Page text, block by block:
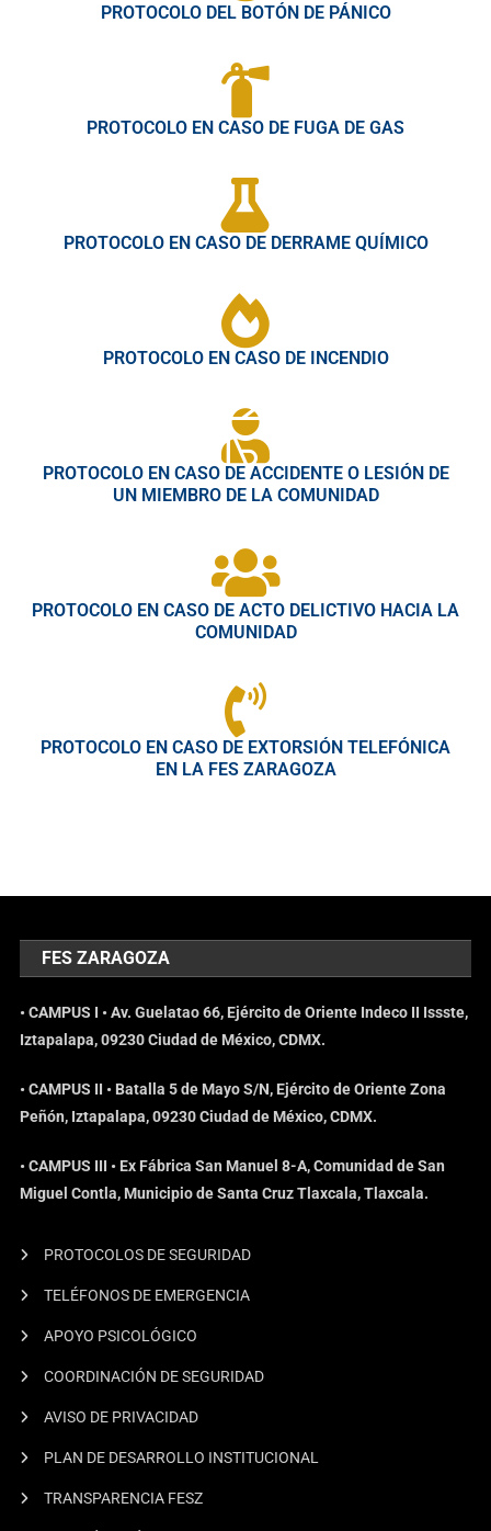
PROTOCOLO DEL BOTÓN DE PÁNICO
PROTOCOLO EN CASO DE FUGA DE GAS
PROTOCOLO EN CASO DE DERRAME QUÍMICO
PROTOCOLO EN CASO DE INCENDIO
PROTOCOLO EN CASO DE ACCIDENTE O LESIÓN DE
UN MIEMBRO DE LA COMUNIDAD
PROTOCOLO EN CASO DE ACTO DELICTIVO HACIA LA
COMUNIDAD
PROTOCOLO EN CASO DE EXTORSIÓN TELEFÓNICA
EN LA FES ZARAGOZA
FES ZARAGOZA
• CAMPUS I • Av. Guelatao 66, Ejército de Oriente Indeco II Issste,
Iztapalapa, 09230 Ciudad de México, CDMX.
• CAMPUS II • Batalla 5 de Mayo S/N, Ejército de Oriente Zona
Peñón, Iztapalapa, 09230 Ciudad de México, CDMX.
• CAMPUS III • Ex Fábrica San Manuel 8-A, Comunidad de San
Miguel Contla, Municipio de Santa Cruz Tlaxcala, Tlaxcala.
PROTOCOLOS DE SEGURIDAD
TELÉFONOS DE EMERGENCIA
APOYO PSICOLÓGICO
COORDINACIÓN DE SEGURIDAD
AVISO DE PRIVACIDAD
PLAN DE DESARROLLO INSTITUCIONAL
TRANSPARENCIA FESZ